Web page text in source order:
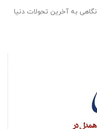
به آخرین تحولات دنیا